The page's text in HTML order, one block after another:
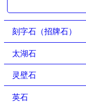
刻字石（招牌石）
太湖石
灵壁石
英石